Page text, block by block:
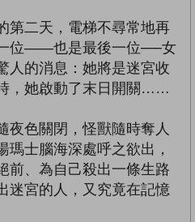
第二天，電梯不尋常地再
位——也是最後一位──女
人的消息：她將是迷宮收
，她啟動了末日開關……
夜色關閉，怪獸隨時奪人
士腦海深處呼之欲出，
前、為自己殺出一條生路
迷宮的人，又究竟在記憶